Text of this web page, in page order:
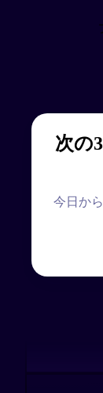
次の
今日か
毎日進化